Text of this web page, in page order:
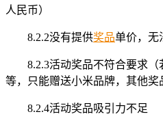
人民币）
8.2.2没有提供奖品单价，无
8.2.3活动奖品不符合要求
等，只能赠送小米品牌，其他奖
8.2.4活动奖品吸引力不足